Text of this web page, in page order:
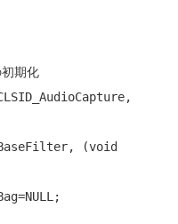
期化
(
void
NULL ;